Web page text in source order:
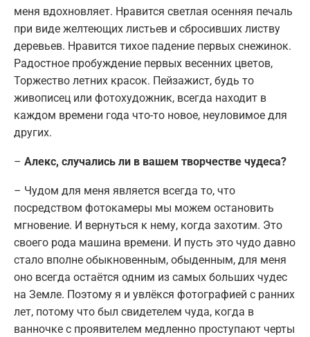
меня вдохновляет. Нравится светлая осенняя печаль
при виде желтеющих листьев и сбросивших листву
деревьев. Нравится тихое падение первых снежинок.
Радостное пробуждение первых весенних цветов,
Торжество летних красок. Пейзажист, будь то
живописец или фотохудожник, всегда находит в
каждом времени года что-то новое, неуловимое для
других.
– Алекс, случались ли в вашем творчестве чудеса?
– Чудом для меня является всегда то, что
посредством фотокамеры мы можем остановить
мгновение. И вернуться к нему, когда захотим. Это
своего рода машина времени. И пусть это чудо давно
стало вполне обыкновенным, обыденным, для меня
оно всегда остаётся одним из самых больших чудес
на Земле. Поэтому я и увлёкся фотографией с ранних
лет, потому что был свидетелем чуда, когда в
ванночке с проявителем медленно проступают черты